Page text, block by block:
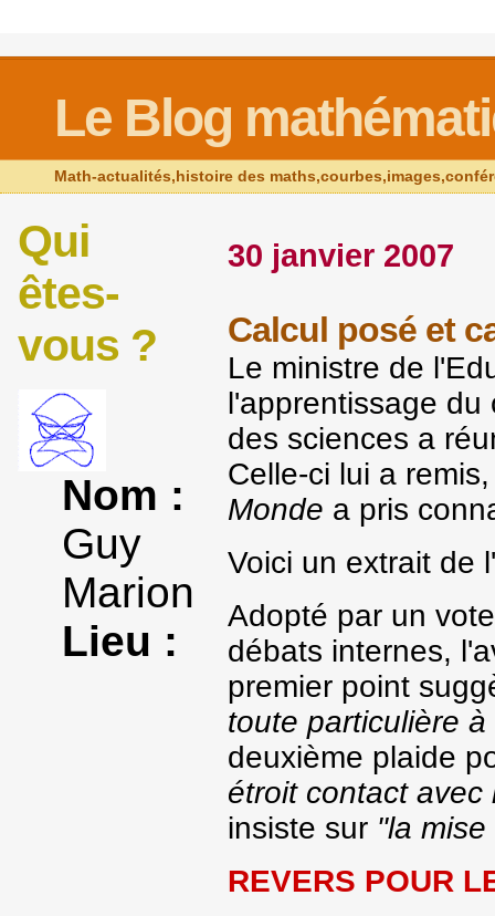
Le Blog
Math-actualités,histoire des
30 janvier 2007
Calcul posé et
Le ministre de
l'apprentissage du
des sciences a
Celle-ci lui a
Monde a pris
Voici un extrait de
Adopté par un
débats internes,
premier point
toute particulière
deuxième plaide
étroit contact avec
insiste sur "la
REVERS POUR
Qui
êtes-
vous ?
Nom :
Guy
Marion
Lieu :